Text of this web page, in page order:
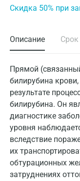
Cкидка 50% при
Описание Срок
Прямой
билирубина
результате
билирубина. Он
диагностике
уровня
вследствие
их
обтурационных
затруднениях